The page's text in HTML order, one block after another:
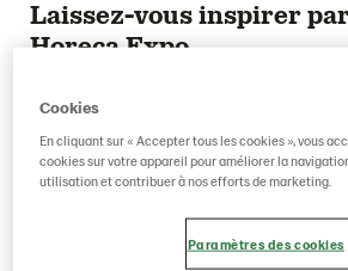
Laissez-vous inspirer
Horeca Expo
Cookies
En cliquant sur « Accepter tous les cookies », vous
cookies sur votre appareil pour améliorer la
utilisation et contribuer à nos efforts de marketing.
Paramètres des cookies